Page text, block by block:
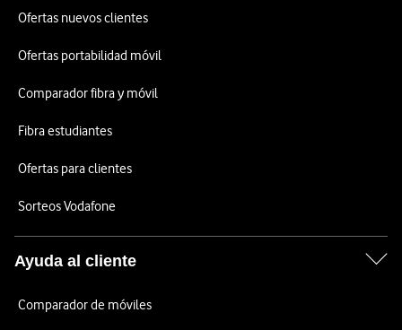
Ofertas nuevos clientes
Ofertas portabilidad móvil
Comparador fibra y móvil
Fibra estudiantes
Ofertas para clientes
Sorteos Vodafone
Ayuda al cliente
Comparador de móviles